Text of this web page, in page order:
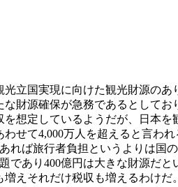
立国実現に向けた観光財源の
財源確保が急務であるとして
想定しているようだが、日本
せて4,000万人を超えると言わ
れば旅行者負担というよりは国
であり400億円は大きな財源だ
えそれだけ税収も増えるわけ